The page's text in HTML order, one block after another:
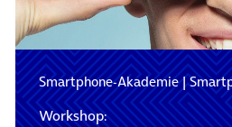
Smartphone-Akademie|
Workshop: